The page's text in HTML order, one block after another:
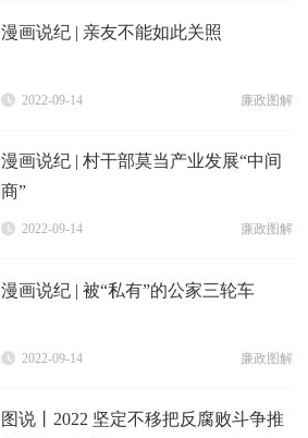
漫画说纪 | 亲友不能如此关照
2022-09-14 廉政图解
漫画说纪 | 村干部莫当产业发展“中间
商”
2022-09-14 廉政图解
漫画说纪 | 被“私有”的公家三轮车
2022-09-14 廉政图解
图说丨2022 坚定不移把反腐败斗争推